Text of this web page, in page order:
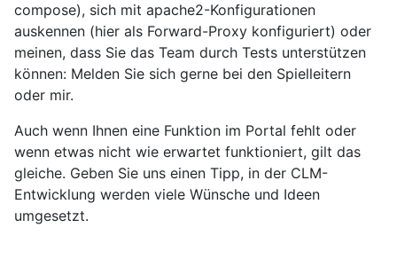
compose), sich mit apache2-Konfigurationen
auskennen (hier als Forward-Proxy konfiguriert) oder
meinen, dass Sie das Team durch Tests unterstützen
können: Melden Sie sich gerne bei den Spielleitern
oder mir.
Auch wenn Ihnen eine Funktion im Portal fehlt oder
wenn etwas nicht wie erwartet funktioniert, gilt das
gleiche. Geben Sie uns einen Tipp, in der CLM-
Entwicklung werden viele Wünsche und Ideen
umgesetzt.